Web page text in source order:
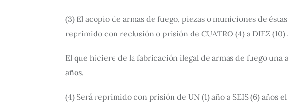
(3) El acopio de armas de fuego, piezas o municiones de
reprimido con reclusión o prisión de CUATRO (4) a DIEZ (10)
El que hiciere de la fabricación ilegal de armas de fuego
años.
(4) Será reprimido con prisión de UN (1) año a SEIS (6)